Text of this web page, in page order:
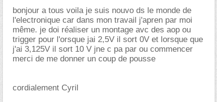
bonjour a tous voila je suis nouvo ds le monde de
l'electronique car dans mon travail j'apren par moi
même. je doi réaliser un montage avc des aop ou
trigger pour l'orsque jai 2,5V il sort 0V et lorsque que
j'ai 3,125V il sort 10 V jne c pa par ou commencer
merci de me donner un coup de pousse
cordialement Cyril